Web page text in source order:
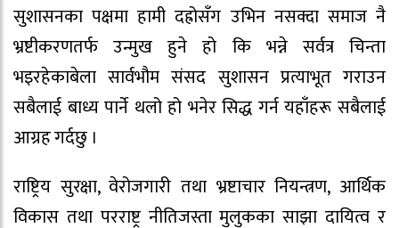
सुशासनका पक्षमा हामी दह्रोसँग उभिन नसक्दा समाज नै
भ्रष्टीकरणतर्फ उन्मुख हुने हो कि भन्ने सर्वत्र चिन्ता
भइरहेकाबेला सार्वभौम संसद सुशासन प्रत्याभूत गराउन
सबैलाई बाध्य पार्ने थलो हो भनेर सिद्ध गर्न यहाँहरू सबैलाई
आग्रह गर्दछु ।
राष्ट्रिय सुरक्षा, वेरोजगारी तथा भ्रष्टाचार नियन्त्रण, आर्थिक
विकास तथा परराष्ट्र नीतिजस्ता मुलुकका साझा दायित्व र